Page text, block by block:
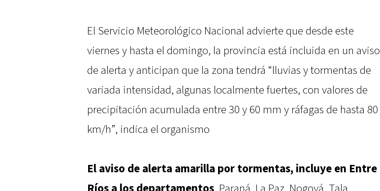
El Servicio Meteorológico Nacional advierte que desde este
viernes y hasta el domingo, la provincia está incluida en un aviso
de alerta y anticipan que la zona tendrá “lluvias y tormentas de
variada intensidad, algunas localmente fuertes, con valores de
precipitación acumulada entre 30 y 60 mm y ráfagas de hasta 80
km/h”, indica el organismo
El aviso de alerta amarilla por tormentas, incluye en Entre